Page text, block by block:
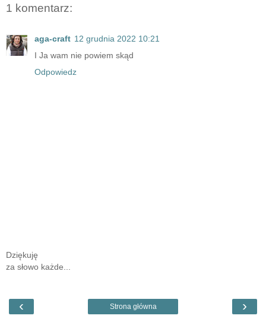
1 komentarz:
aga-craft 12 grudnia 2022 10:21
I Ja wam nie powiem skąd
Odpowiedz
Dziękuję
za słowo każde...
‹ ›
Strona główna